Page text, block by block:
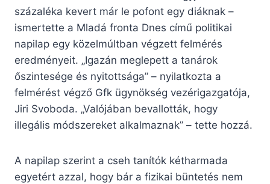
százaléka kevert már le pofont egy diáknak –
ismertette a Mladá fronta Dnes című politikai
napilap egy közelmúltban végzett felmérés
eredményeit. „Igazán meglepett a tanárok
őszintesége és nyitottsága” – nyilatkozta a
felmérést végző Gfk ügynökség vezérigazgatója,
Jiri Svoboda. „Valójában bevallották, hogy
illegális módszereket alkalmaznak” – tette hozzá.
A napilap szerint a cseh tanítók kétharmada
egyetért azzal, hogy bár a fizikai büntetés nem